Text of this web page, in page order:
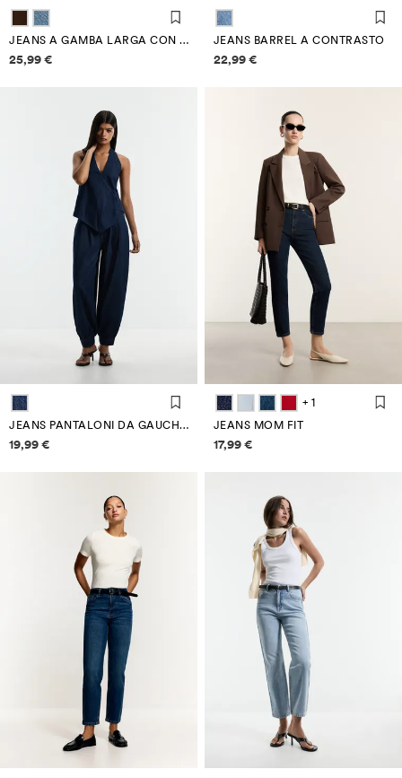
JEANS A GAMBA LARGA CON BORCHIE
Informazioni sui prezzi
25,99 €
JEANS BARREL A CONTRASTO
Informazioni sui prezzi
22,99 €
JEANS PANTALONI DA GAUCHO INDACO
Informazioni sui prezzi
19,99 €
+ 1
JEANS MOM FIT
Informazioni sui prezzi
17,99 €